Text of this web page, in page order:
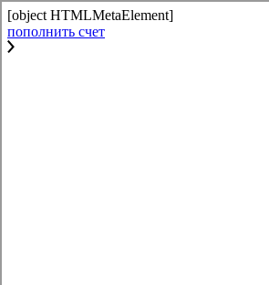
[object HTMLMetaElement]
пополнить счет